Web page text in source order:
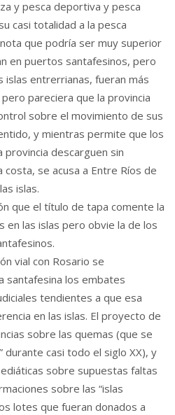
y pesca deportiva y pesca
casi totalidad a la pesca
que podría ser muy superior
en puertos santafesinos, pero
islas entrerrianas, fueran más
pareciera que la provincia
sobre el movimiento de sus
y mientras permite que los
descarguen sin
se acusa a Entre Ríos de
islas.
que el título de tapa comente la
en las islas pero obvie la de los
vial con Rosario se
santafesina los embates
tendientes a que esa
en las islas. El proyecto de
sobre las quemas (que se
durante casi todo el siglo XX), y
sobre supuestas faltas
sobre las “islas
lotes que fueran donados a